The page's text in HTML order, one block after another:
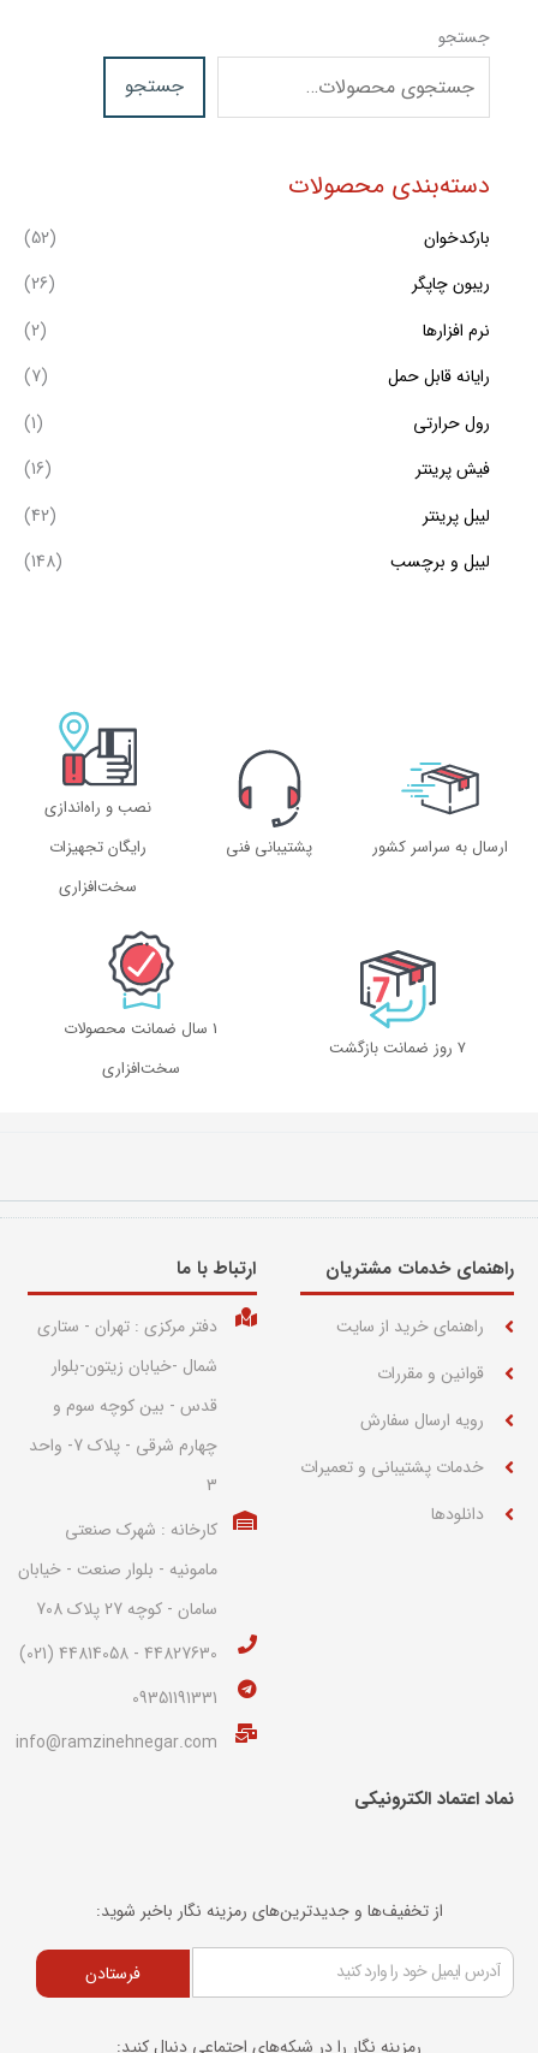
جستجو
جستجو
دسته‌بندی محصولات
بارکدخوان
(52)
ریبون چاپگر
(26)
نرم افزارها
(2)
رایانه قابل حمل
(7)
رول حرارتی
(1)
فیش پرینتر
(16)
لیبل پرینتر
(42)
لیبل و برچسب
(148)
ارسال به سراسر کشور پشتیبانی فنی
نصب و راه‌اندازی
رایگان تجهیزات
سخت‌افزاری
۷ روز ضمانت بازگشت
1 سال ضمانت محصولات
سخت‌افزاری
راهنمای خدمات مشتریان
راهنمای خرید از سایت
قوانین و مقررات
رویه ارسال سفارش
خدمات پشتیبانی و تعمیرات
دانلودها
ارتباط با ما​
دفتر مرکزی : تهران - ستاری
شمال -خیابان زیتون-بلوار
قدس - بین کوچه سوم و
چهارم شرقی - پلاک 7- واحد
3
کارخانه : شهرک صنعتی
مامونیه - بلوار صنعت - خیابان
سامان - کوچه 27 پلاک 708
44827630 - 44814058 (021)
09351191331
info@ramzinehnegar.com
نماد اعتماد الکترونیکی​
از تخفیف‌ها و جدیدترین‌های رمزینه نگار باخبر شوید:
فرستادن
رمزینه نگار را در شبکه‌های اجتماعی دنبال کنید: